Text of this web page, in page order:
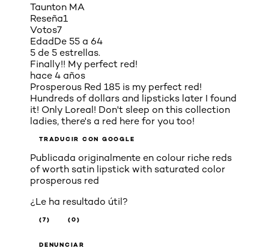
Taunton MA
Reseña1
Votos7
EdadDe 55 a 64
5 de 5 estrellas.
Finally!! My perfect red!
hace 4 años
Prosperous Red 185 is my perfect red!
Hundreds of dollars and lipsticks later I found
it! Only Loreal! Don't sleep on this collection
ladies, there's a red here for you too!
TRADUCIR CON GOOGLE
Publicada originalmente en colour riche reds
of worth satin lipstick with saturated color
prosperous red
¿Le ha resultado útil?
(7) (0)
DENUNCIAR